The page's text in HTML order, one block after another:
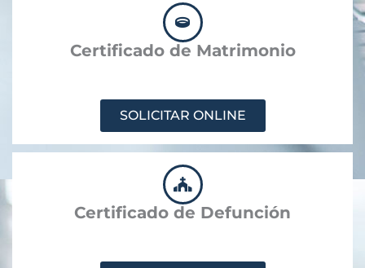
Certificado de Matrimonio
SOLICITAR ONLINE
Certificado de Defunción